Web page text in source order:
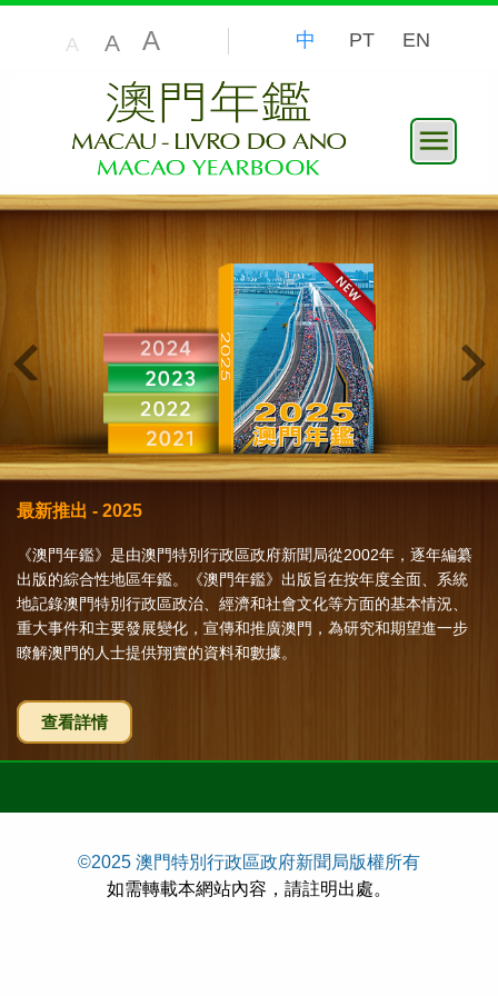
A A A 中 PT EN
最新推出 - 2025
《澳門年鑑》是由澳門特別行政區政府新聞局從2002年，逐年編纂
出版的綜合性地區年鑑。《澳門年鑑》出版旨在按年度全面、系統
地記錄澳門特別行政區政治、經濟和社會文化等方面的基本情況、
重大事件和主要發展變化，宣傳和推廣澳門，為研究和期望進一步
瞭解澳門的人士提供翔實的資料和數據。
查看詳情
©2025 澳門特別行政區政府新聞局版權所有
如需轉載本網站內容，請註明出處。